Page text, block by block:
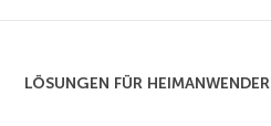
LÖSUNGEN FÜR HEIMANWENDER